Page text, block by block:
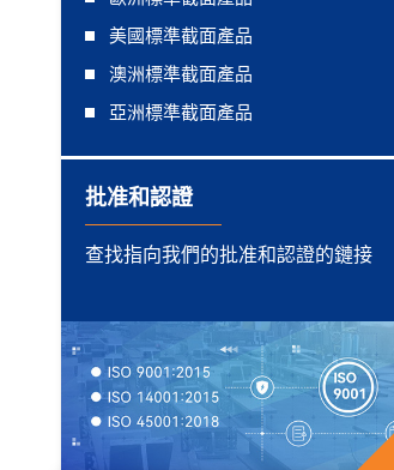
美國標準截面產品
澳洲標準截面產品
亞洲標準截面產品
批准和認證
查找指向我們的批准和認證的鏈接